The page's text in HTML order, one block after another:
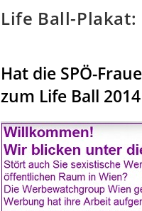
Life Ball-Plakat:
Hat die SPÖ-
zum Life Ball